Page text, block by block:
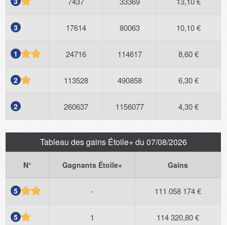
3 17614 80063 10,10 €
1 24716 114617 8,60 €
2 113528 490858 6,30 €
2 260637 1156077 4,30 €
Tableau des gains Étoile+ du 07/08/2026
N° Gagnants Étoile+ Gains
5 - 111 058 174 €
5 1 114 320,80 €